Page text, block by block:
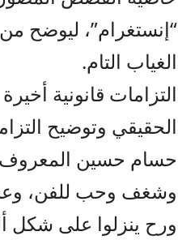
“إنستغرام”، ليوضح
الغياب التام.
التزامات قانونية
الحقيقي وتوضيح
حسام حسين المعروف
ورح ينزلوا على شكل